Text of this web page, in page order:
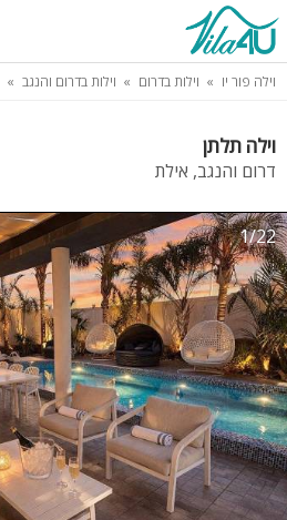
וילה פור יו וילות בדרום וילות בדרום והנגב
וילה תלתן
דרום והנגב, אילת
1/22